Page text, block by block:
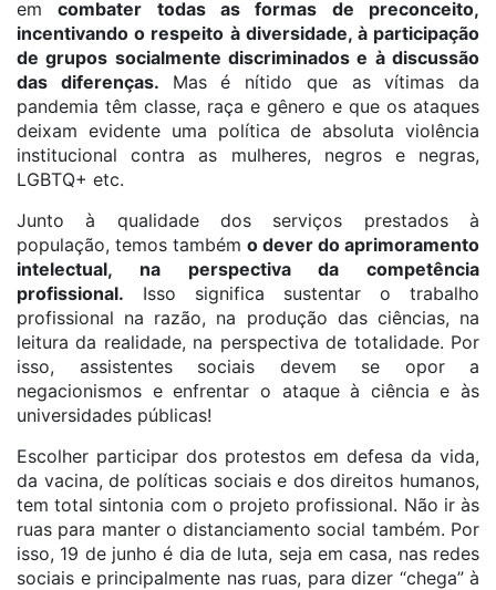
emcombater todas as formas de preconceito,
incentivando o respeito à diversidade, à participação
de grupos socialmente discriminados e à discussão
das diferenças. Mas é nítido que as vítimas da
pandemia têm classe, raça e gênero e que os ataques
deixam evidente uma política de absoluta violência
institucional contra as mulheres, negros e negras,
LGBTQ+ etc.
Junto à qualidade dos serviços prestados à
população, temos também o dever do aprimoramento
intelectual, na perspectiva da competência
profissional. Isso significa sustentar o trabalho
profissional na razão, na produção das ciências, na
leitura da realidade, na perspectiva de totalidade. Por
isso, assistentes sociais devem se opor a
negacionismos e enfrentar o ataque à ciência e às
universidades públicas!
Escolher participar dos protestos em defesa da vida,
da vacina, de políticas sociais e dos direitos humanos,
tem total sintonia com o projeto profissional. Não ir às
ruas para manter o distanciamento social também. Por
isso, 19 de junho é dia de luta, seja em casa, nas redes
sociais e principalmente nas ruas, para dizer “chega” à